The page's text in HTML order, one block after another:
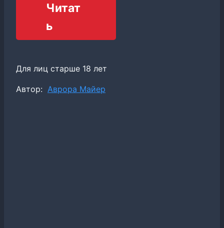
Читат
ь
Для лиц старше 18 лет
Метки
Автор: Аврора Майер